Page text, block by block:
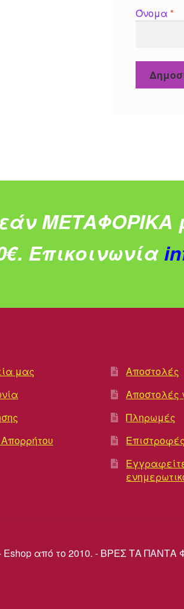
Όνομα*
ΜΕΤΑΦΟΡΙΚΑ
Επικοινωνία
μας
Απορρήτου
Αποστολές
Αποστολές
Πληρωμές
Επιστροφές
Eshop από το 2010. - ΒΡΕΣ ΤΑ